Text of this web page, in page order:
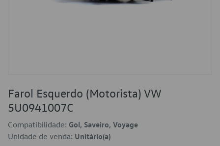
Farol Esquerdo (Motorista) VW
5U0941007C
Compatibilidade: Gol, Saveiro, Voyage
Unidade de venda: Unitário(a)